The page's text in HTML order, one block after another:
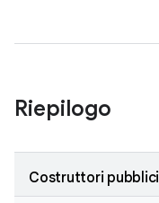
Riepilogo
Costruttori pubblici